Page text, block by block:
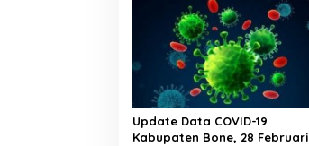
Update Data COVID-19
Kabupaten Bone, 28 Februari